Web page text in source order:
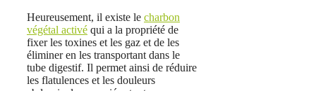
Heureusement, il existe le charbon
végétal activé qui a la propriété de
fixer les toxines et les gaz et de les
éliminer en les transportant dans le
tube digestif. Il permet ainsi de réduire
les flatulences et les douleurs